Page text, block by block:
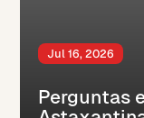
Perguntas
Jul 16, 2026